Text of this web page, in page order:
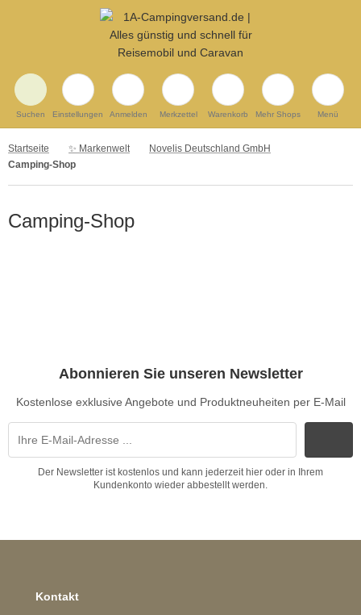
Suchen Einstellungen Anmelden Merkzettel Warenkorb Mehr Shops Menü
Startseite ✨ Markenwelt
Novelis Deutschland GmbH
Camping-Shop
Camping-Shop
Abonnieren Sie unseren Newsletter
Kostenlose exklusive Angebote und Produktneuheiten per E-Mail
Der Newsletter ist kostenlos und kann jederzeit hier oder in Ihrem
Kundenkonto wieder abbestellt werden.
Kontakt